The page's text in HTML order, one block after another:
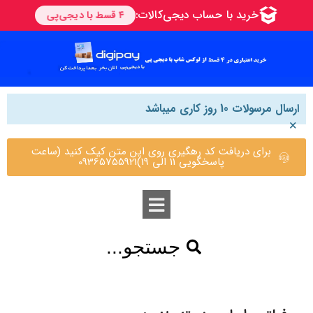
ارسال مرسولات 10 روز کاری میباشد
×
برای دریافت کد رهگیری روی این متن کیک کنید (ساعت
پاسخگویی 11 الی 19)09365755921
جستجو...